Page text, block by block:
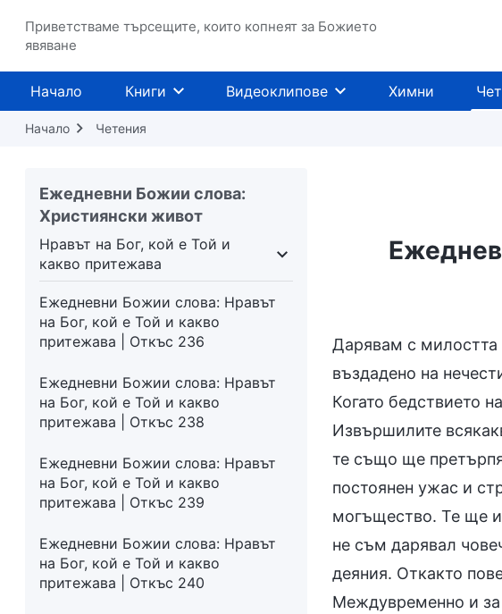
Приветстваме търсещите, които копнеят за Божието
явяване
Начало Книги Видеоклипове Химни
Начало Четения
Ежедневни Божии слова:
Християнски живот
Нравът на Бог, кой е Той и
какво притежава
дело Нравът на Бог, кой е Той и какво притежава
Ежедневни Божии слова: Нравът
на Бог, кой е Той и какво
притежава | Откъс 236
Ежедневни Божии слова: Нравът
на Бог, кой е Той и какво
притежава | Откъс 238
Ежедневни Божии слова: Нравът
на Бог, кой е Той и какво
притежава | Откъс 239
Ежедневни Божии слова: Нравът
на Бог, кой е Той и какво
притежава | Откъс 240
Дарявам с милостта
въздадено на
Когато бедствието
Извършилите
те също ще
постоянен ужас и
могъщество. Те ще
не съм дарявал
деяния. Откакто
Междувременно и за